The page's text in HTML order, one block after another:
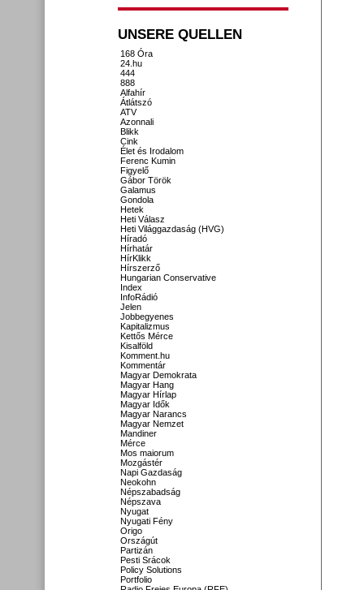
UNSERE QUELLEN
168 Óra
24.hu
444
888
Alfahír
Átlátszó
ATV
Azonnali
Blikk
Cink
Élet és Irodalom
Ferenc Kumin
Figyelő
Gábor Török
Galamus
Gondola
Hetek
Heti Válasz
Heti Világgazdaság (HVG)
Híradó
Hírhatár
HírKlikk
Hírszerző
Hungarian Conservative
Index
InfoRádió
Jelen
Jobbegyenes
Kapitalizmus
Kettős Mérce
Kisalföld
Komment.hu
Kommentár
Magyar Demokrata
Magyar Hang
Magyar Hírlap
Magyar Idők
Magyar Narancs
Magyar Nemzet
Mandiner
Mérce
Mos maiorum
Mozgástér
Napi Gazdaság
Neokohn
Népszabadság
Népszava
Nyugat
Nyugati Fény
Origo
Országút
Partizán
Pesti Srácok
Policy Solutions
Portfolio